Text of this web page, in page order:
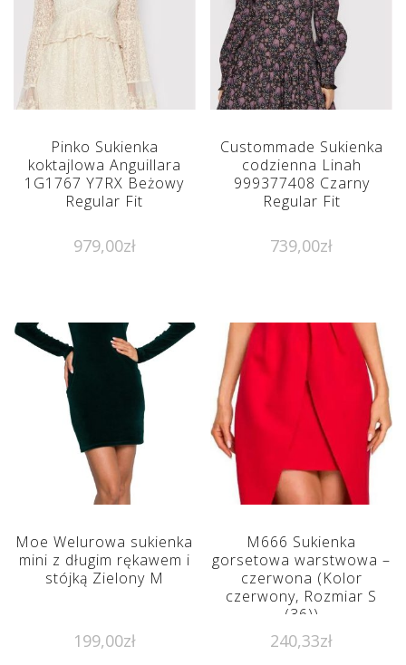
Pinko Sukienka
koktajlowa Anguillara
1G1767 Y7RX Beżowy
Regular Fit
979,00zł
Custommade Sukienka
codzienna Linah
999377408 Czarny
Regular Fit
739,00zł
Moe Welurowa sukienka
mini z długim rękawem i
stójką Zielony M
199,00zł
M666 Sukienka
gorsetowa warstwowa –
czerwona (Kolor
czerwony, Rozmiar S
(36))
240,33zł